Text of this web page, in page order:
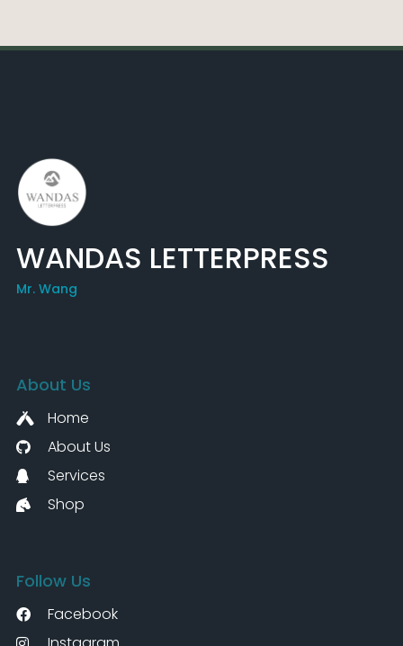
WANDAS LETTERPRESS
Mr. Wang
About Us
Home
About Us
Services
Shop
Follow Us
Facebook